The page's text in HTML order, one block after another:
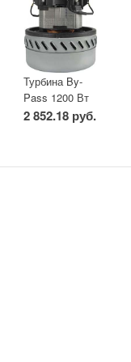
Турбина By-
Pass 1200 Вт
для сухой и
2 852.18 руб.